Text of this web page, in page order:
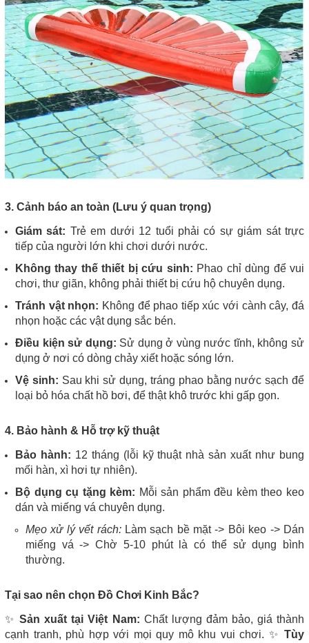
3. Cảnh báo an toàn (Lưu ý quan trọng)
Giám sát: Trẻ em dưới 12 tuổi phải có sự giám sát trực
tiếp của người lớn khi chơi dưới nước.
Không thay thế thiết bị cứu sinh: Phao chỉ dùng để vui
chơi, thư giãn, không phải thiết bị cứu hộ chuyên dụng.
Tránh vật nhọn: Không để phao tiếp xúc với cành cây, đá
nhọn hoặc các vật dụng sắc bén.
Điều kiện sử dụng: Sử dụng ở vùng nước tĩnh, không sử
dụng ở nơi có dòng chảy xiết hoặc sóng lớn.
Vệ sinh: Sau khi sử dụng, tráng phao bằng nước sạch để
loại bỏ hóa chất hồ bơi, để thật khô trước khi gấp gọn.
4. Bảo hành & Hỗ trợ kỹ thuật
Bảo hành: 12 tháng (lỗi kỹ thuật nhà sản xuất như bung
mối hàn, xì hơi tự nhiên).
Bộ dụng cụ tặng kèm: Mỗi sản phẩm đều kèm theo keo
dán và miếng vá chuyên dụng.
Mẹo xử lý vết rách:Làm sạch bề mặt -> Bôi keo -> Dán
miếng vá -> Chờ 5-10 phút là có thể sử dụng bình
thường.
Tại sao nên chọn Đồ Chơi Kinh Bắc?
✨Sản xuất tại Việt Nam: Chất lượng đảm bảo, giá thành
cạnh tranh, phù hợp với mọi quy mô khu vui chơi. ✨ Tùy